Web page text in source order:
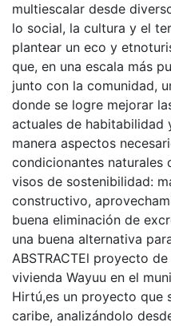
multiescalar desde
lo social, la cultura y el
plantear un eco y
que, en una escala más
junto con la comunidad,
donde se logre mejorar
actuales de habitabilidad
manera aspectos
condicionantes naturales
visos de sostenibilidad:
constructivo,
buena eliminación de
una buena alternativa
ABSTRACTEl proyecto
vivienda Wayuu en el
Hirtú,es un proyecto que
caribe, analizándolo